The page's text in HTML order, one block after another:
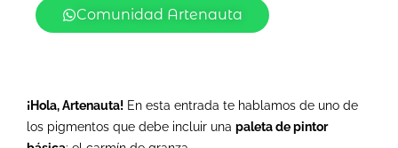
Comunidad Artenauta
¡Hola, Artenauta! En esta entrada te hablamos de uno de
los pigmentos que debe incluir una paleta de pintor